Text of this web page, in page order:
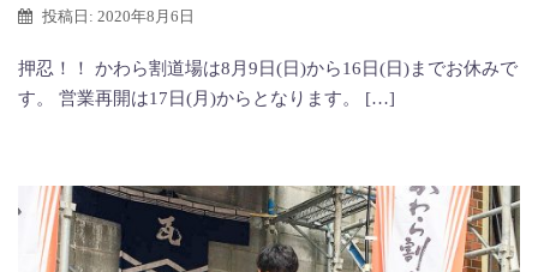
投稿日: 2020年8月6日
押忍！！ かわら割道場は8月9日(日)から16日(日)までお休みで
す。 営業再開は17日(月)からとなります。 […]